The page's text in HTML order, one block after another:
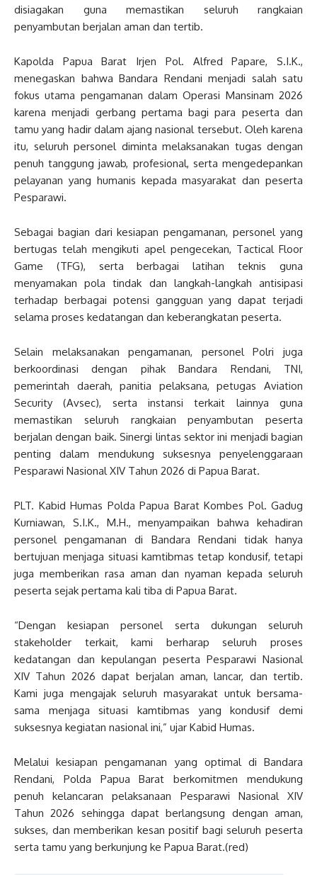
disiagakan guna memastikan seluruh rangkaian
penyambutan berjalan aman dan tertib.
Kapolda Papua Barat Irjen Pol. Alfred Papare, S.I.K.,
menegaskan bahwa Bandara Rendani menjadi salah satu
fokus utama pengamanan dalam Operasi Mansinam 2026
karena menjadi gerbang pertama bagi para peserta dan
tamu yang hadir dalam ajang nasional tersebut. Oleh karena
itu, seluruh personel diminta melaksanakan tugas dengan
penuh tanggung jawab, profesional, serta mengedepankan
pelayanan yang humanis kepada masyarakat dan peserta
Pesparawi.
Sebagai bagian dari kesiapan pengamanan, personel yang
bertugas telah mengikuti apel pengecekan, Tactical Floor
Game (TFG), serta berbagai latihan teknis guna
menyamakan pola tindak dan langkah-langkah antisipasi
terhadap berbagai potensi gangguan yang dapat terjadi
selama proses kedatangan dan keberangkatan peserta.
Selain melaksanakan pengamanan, personel Polri juga
berkoordinasi dengan pihak Bandara Rendani, TNI,
pemerintah daerah, panitia pelaksana, petugas Aviation
Security (Avsec), serta instansi terkait lainnya guna
memastikan seluruh rangkaian penyambutan peserta
berjalan dengan baik. Sinergi lintas sektor ini menjadi bagian
penting dalam mendukung suksesnya penyelenggaraan
Pesparawi Nasional XIV Tahun 2026 di Papua Barat.
PLT. Kabid Humas Polda Papua Barat Kombes Pol. Gadug
Kurniawan, S.I.K., M.H., menyampaikan bahwa kehadiran
personel pengamanan di Bandara Rendani tidak hanya
bertujuan menjaga situasi kamtibmas tetap kondusif, tetapi
juga memberikan rasa aman dan nyaman kepada seluruh
peserta sejak pertama kali tiba di Papua Barat.
“Dengan kesiapan personel serta dukungan seluruh
stakeholder terkait, kami berharap seluruh proses
kedatangan dan kepulangan peserta Pesparawi Nasional
XIV Tahun 2026 dapat berjalan aman, lancar, dan tertib.
Kami juga mengajak seluruh masyarakat untuk bersama-
sama menjaga situasi kamtibmas yang kondusif demi
suksesnya kegiatan nasional ini,” ujar Kabid Humas.
Melalui kesiapan pengamanan yang optimal di Bandara
Rendani, Polda Papua Barat berkomitmen mendukung
penuh kelancaran pelaksanaan Pesparawi Nasional XIV
Tahun 2026 sehingga dapat berlangsung dengan aman,
sukses, dan memberikan kesan positif bagi seluruh peserta
serta tamu yang berkunjung ke Papua Barat.(red)